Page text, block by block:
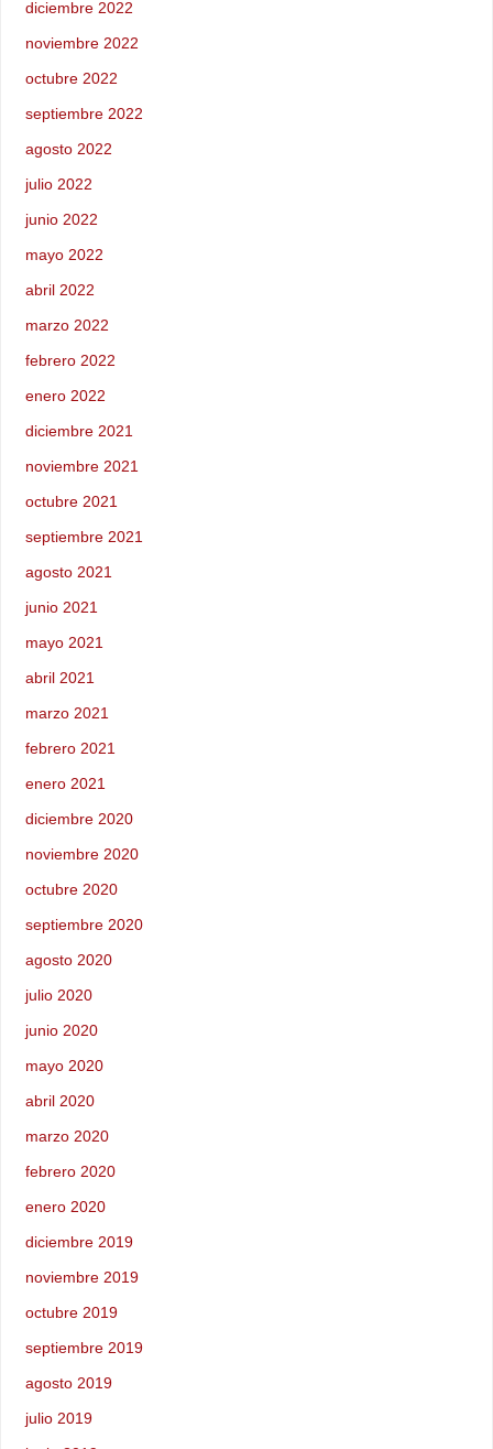
diciembre 2022
noviembre 2022
octubre 2022
septiembre 2022
agosto 2022
julio 2022
junio 2022
mayo 2022
abril 2022
marzo 2022
febrero 2022
enero 2022
diciembre 2021
noviembre 2021
octubre 2021
septiembre 2021
agosto 2021
junio 2021
mayo 2021
abril 2021
marzo 2021
febrero 2021
enero 2021
diciembre 2020
noviembre 2020
octubre 2020
septiembre 2020
agosto 2020
julio 2020
junio 2020
mayo 2020
abril 2020
marzo 2020
febrero 2020
enero 2020
diciembre 2019
noviembre 2019
octubre 2019
septiembre 2019
agosto 2019
julio 2019